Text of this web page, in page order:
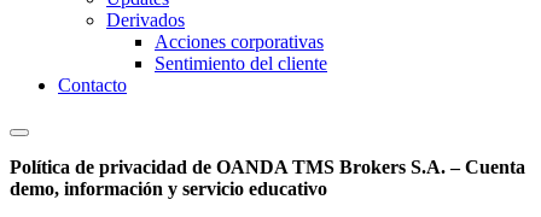
Derivados
Acciones corporativas
Sentimiento del cliente
Contacto
Política de privacidad de OANDA TMS Brokers S.A. – Cuenta
demo, información y servicio educativo